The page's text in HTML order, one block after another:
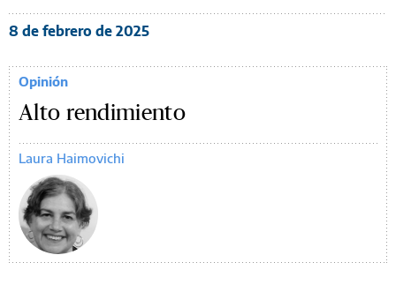
8 de febrero de 2025
Opinión
Alto rendimiento
Laura Haimovichi